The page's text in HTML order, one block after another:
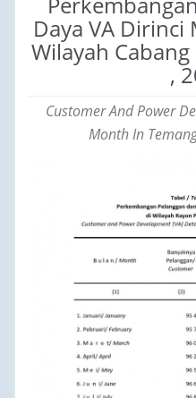
Daya VA
Wilayah
,
Customer And Power
Month In